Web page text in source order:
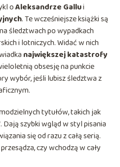
oAleksandrze Gallui
. Te wcześniejsze książki są
śledztwach po wypadkach
i lotniczych. Widać w nich
największej katastrofy
obsesję na punkcie
wybór, jeśli lubisz śledztwa z
tytułów, takich jak
. Dają szybki wgląd w styl pisania
się od razu z całą serią.
czy wchodzą w cały